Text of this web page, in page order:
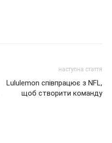
наступна стаття
Lululemon співпрацює з NFL,
щоб створити команду